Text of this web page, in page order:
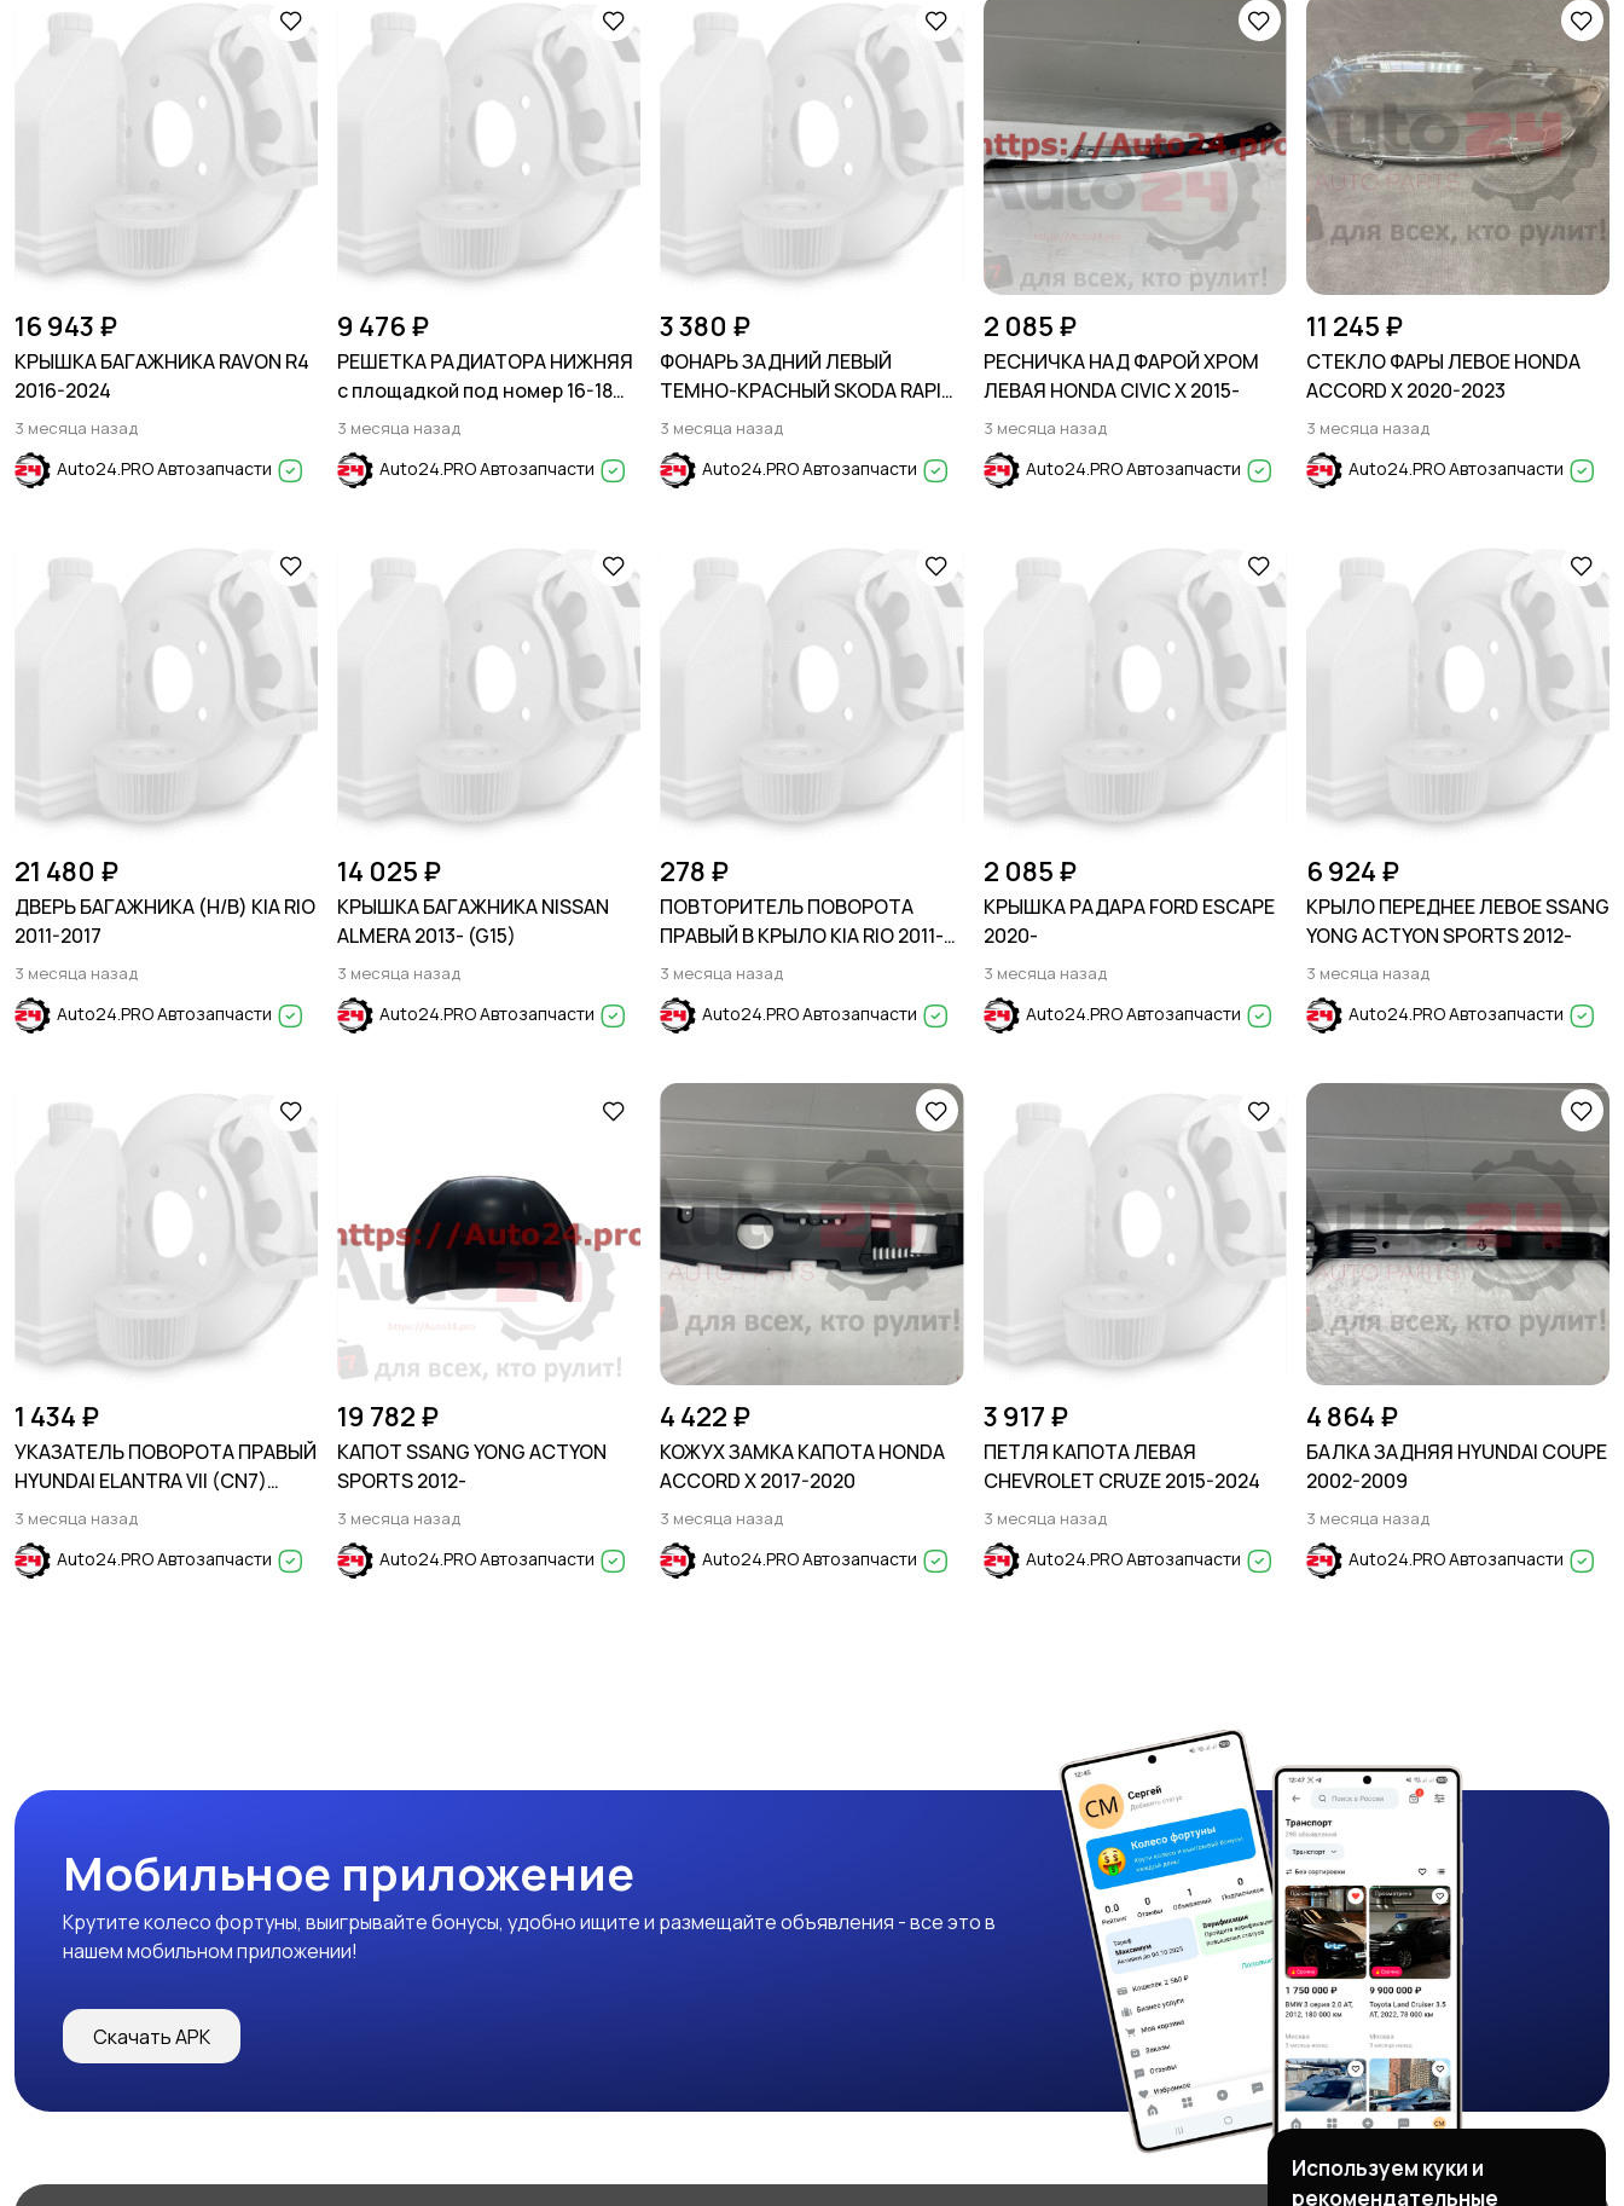
16 943 ₽
КРЫШКА БАГАЖНИКА RAVON R4
2016-2024
3 месяца назад
Auto24.PRO Автозапчасти
9 476 ₽
РЕШЕТКА РАДИАТОРА НИЖНЯЯ
с площадкой под номер 16-18
CHEVROLET MALIBU 2016-2019
3 месяца назад
Auto24.PRO Автозапчасти
3 380 ₽
ФОНАРЬ ЗАДНИЙ ЛЕВЫЙ
ТЕМНО-КРАСНЫЙ SKODA RAPID
2012-2020
3 месяца назад
Auto24.PRO Автозапчасти
2 085 ₽
РЕСНИЧКА НАД ФАРОЙ ХРОМ
ЛЕВАЯ HONDA CIVIC X 2015-
3 месяца назад
Auto24.PRO Автозапчасти
11 245 ₽
СТЕКЛО ФАРЫ ЛЕВОЕ HONDA
ACCORD X 2020-2023
3 месяца назад
Auto24.PRO Автозапчасти
21 480 ₽
ДВЕРЬ БАГАЖНИКА (H/B) KIA RIO
2011-2017
3 месяца назад
Auto24.PRO Автозапчасти
14 025 ₽
КРЫШКА БАГАЖНИКА NISSAN
ALMERA 2013- (G15)
3 месяца назад
Auto24.PRO Автозапчасти
278 ₽
ПОВТОРИТЕЛЬ ПОВОРОТА
ПРАВЫЙ В КРЫЛО KIA RIO 2011-
2017
3 месяца назад
Auto24.PRO Автозапчасти
2 085 ₽
КРЫШКА РАДАРА FORD ESCAPE
2020-
3 месяца назад
Auto24.PRO Автозапчасти
6 924 ₽
КРЫЛО ПЕРЕДНЕЕ ЛЕВОЕ SSANG
YONG ACTYON SPORTS 2012-
3 месяца назад
Auto24.PRO Автозапчасти
1 434 ₽
УКАЗАТЕЛЬ ПОВОРОТА ПРАВЫЙ
HYUNDAI ELANTRA VII (CN7)
2024-
3 месяца назад
Auto24.PRO Автозапчасти
19 782 ₽
КАПОТ SSANG YONG ACTYON
SPORTS 2012-
3 месяца назад
Auto24.PRO Автозапчасти
4 422 ₽
КОЖУХ ЗАМКА КАПОТА HONDA
ACCORD X 2017-2020
3 месяца назад
Auto24.PRO Автозапчасти
3 917 ₽
ПЕТЛЯ КАПОТА ЛЕВАЯ
CHEVROLET CRUZE 2015-2024
3 месяца назад
Auto24.PRO Автозапчасти
4 864 ₽
БАЛКА ЗАДНЯЯ HYUNDAI COUPE
2002-2009
3 месяца назад
Auto24.PRO Автозапчасти
Мобильное приложение
Крутите колесо фортуны, выигрывайте бонусы, удобно ищите и размещайте объявления - все это в
нашем мобильном приложении!
Скачать APK
Используем куки и
рекомендательные